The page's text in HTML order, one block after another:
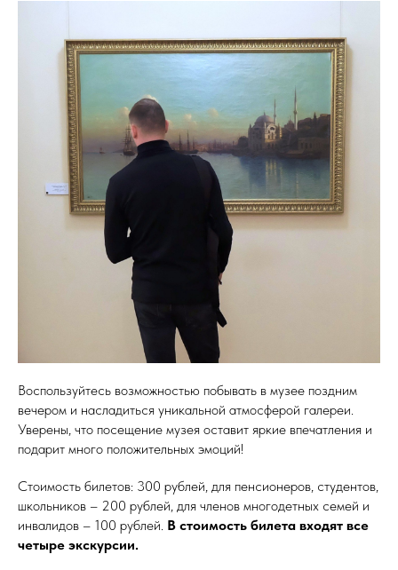
Воспользуйтесь возможностью побывать в музее поздним
вечером и насладиться уникальной атмосферой галереи.
Уверены, что посещение музея оставит яркие впечатления и
подарит много положительных эмоций!
Стоимость билетов: 300 рублей, для пенсионеров, студентов,
школьников – 200 рублей, для членов многодетных семей и
инвалидов – 100 рублей. В стоимость билета входят все
четыре экскурсии.